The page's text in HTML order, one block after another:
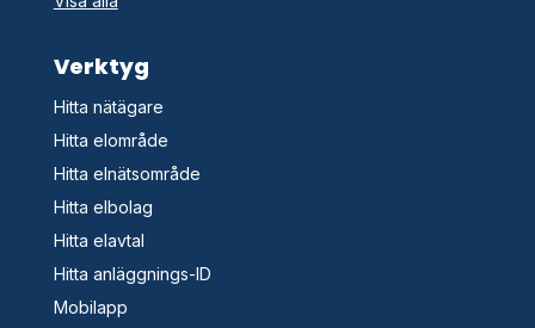
Verktyg
Hitta nätägare
Hitta elområde
Hitta elnätsområde
Hitta elbolag
Hitta elavtal
Hitta anläggnings-ID
Mobilapp